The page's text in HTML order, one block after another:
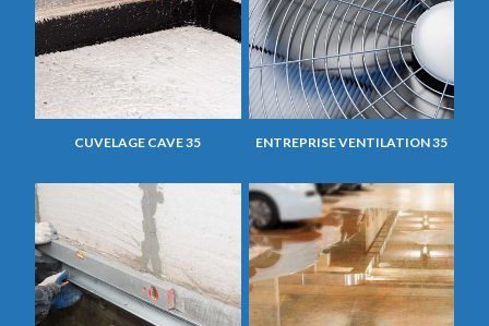
CUVELAGE CAVE 35 ENTREPRISE VENTILATION 35